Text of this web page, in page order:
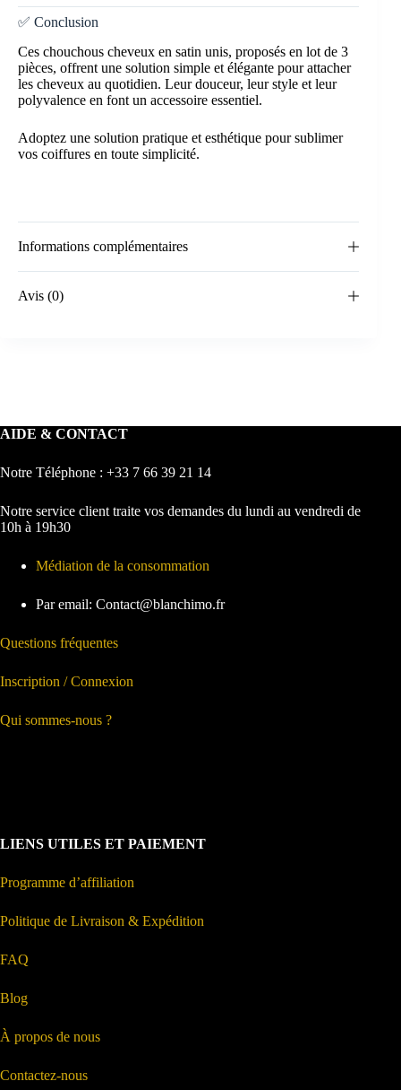
✅ Conclusion
Ces chouchous cheveux en satin unis, proposés en lot de 3
pièces, offrent une solution simple et élégante pour attacher
les cheveux au quotidien. Leur douceur, leur style et leur
polyvalence en font un accessoire essentiel.
Adoptez une solution pratique et esthétique pour sublimer
vos coiffures en toute simplicité.
Informations complémentaires
Avis (0)
AIDE & CONTACT
Notre Téléphone : +33 7 66 39 21 14
Notre service client traite vos demandes du lundi au vendredi de
10h à 19h30
Médiation de la consommation
Par email: Contact@blanchimo.fr
Questions fréquentes
Inscription / Connexion
Qui sommes-nous ?
LIENS UTILES ET PAIEMENT
Programme d’affiliation
Politique de Livraison & Expédition
FAQ
Blog
À propos de nous
Contactez-nous